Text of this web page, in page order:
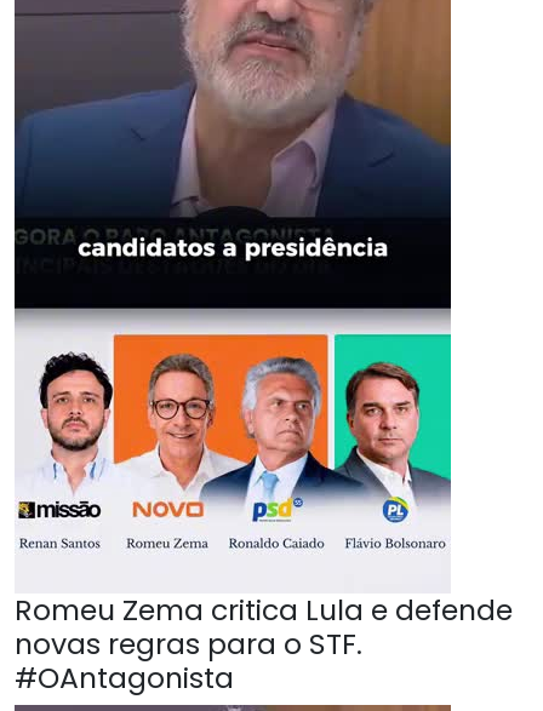
Romeu Zema critica Lula e defende
novas regras para o STF.
#OAntagonista